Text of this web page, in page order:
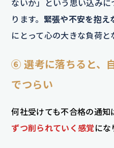
ないか」という思い込み
ります。 緊張や不安を抱え
にとって心の大きな負荷と
⑥ 選考に落ちると、
でつらい
何社受けても不合格の通知
ずつ削られていく感覚にな